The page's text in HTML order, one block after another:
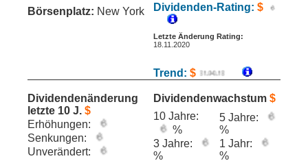
Börsenplatz: New York Dividenden-Rating: $
Letzte Änderung Rating:
18.11.2020
Trend: $
Dividendenänderung
letzte 10 J. $
Erhöhungen:
Senkungen:
Unverändert:
Dividendenwachstum $
10 Jahre:
%
5 Jahre:
%
3 Jahre:
%
1 Jahr:
%